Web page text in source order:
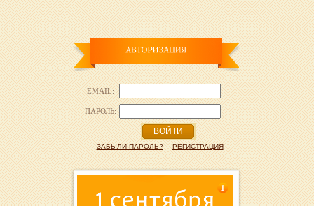
EMAIL:
ПАРОЛЬ:
ВОЙТИ
ЗАБЫЛИ ПАРОЛЬ? РЕГИСТРАЦИЯ
1